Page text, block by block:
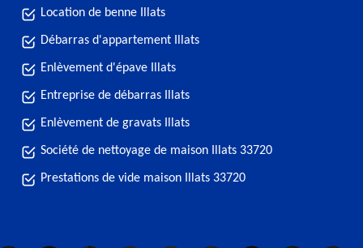
Location de benne Illats
Débarras d'appartement Illats
Enlèvement d'épave Illats
Entreprise de débarras Illats
Enlèvement de gravats Illats
Société de nettoyage de maison Illats 33720
Prestations de vide maison Illats 33720